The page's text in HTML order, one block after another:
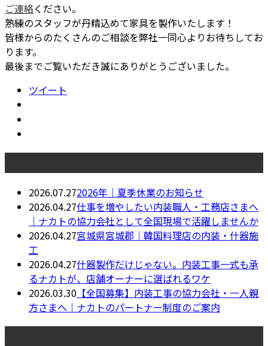
ご連絡ください。
熟練のスタッフが丹精込めて家具を製作いたします！
皆様からのたくさんのご相談を弊社一同心よりお待ちしてお
ります。
最後までご覧いただき誠にありがとうございました。
ツイート
2026.07.272026年｜夏季休業のお知らせ
2026.04.27仕事を増やしたい内装職人・工務店さまへ
｜ナカトの協力会社として全国現場で活躍しませんか
2026.04.27宮城県宮城郡｜韓国料理店の内装・什器施
工
2026.04.27什器製作だけじゃない。内装工事一式も承
るナカトが、店舗オーナーに選ばれるワケ
2026.03.30 【全国募集】内装工事の協力会社・一人親
方さまへ｜ナカトのパートナー制度のご案内